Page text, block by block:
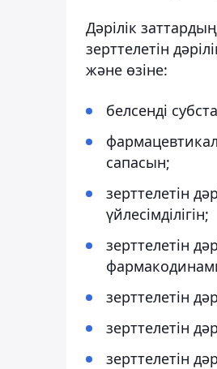
Дәрілік
зерттелетін
және өзіне:
белсенді
сапасын;
зерттелетін
үйлесімділігін;
зерттелетін
зерттелетін
зерттелетін
зерттелетін